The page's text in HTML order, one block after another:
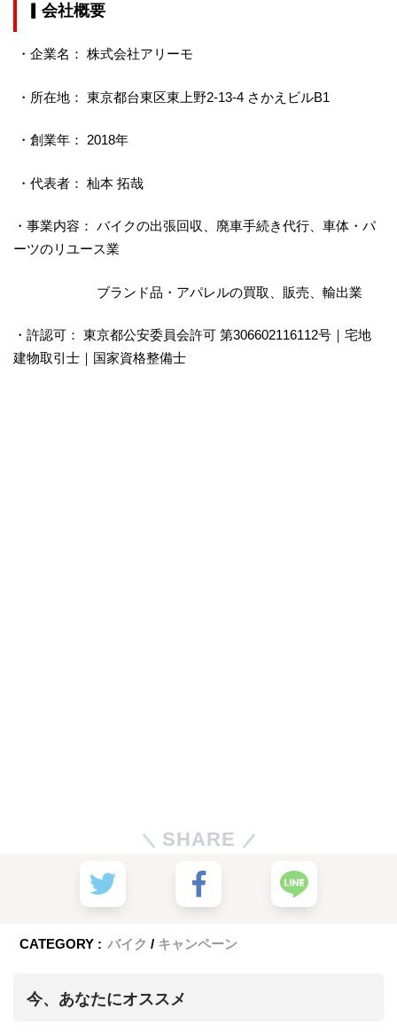
会社概要
・企業名： 株式会社アリーモ
・所在地： 東京都台東区東上野2-13-4 さかえビルB1
・創業年： 2018年
・代表者： 杣本 拓哉
・事業内容： バイクの 出張回収、廃車手続き代行、車体・パ
ーツのリユース業
ブランド品・アパレルの買取、販売、輸出業
・許認可： 東京都公安委員会許可 第306602116112号｜宅地
建物取引士｜国家資格整備士
SHARE
CATEGORY : バイク キャンペーン
今、あなたにオススメ